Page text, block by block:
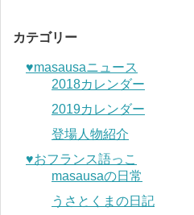
カテゴリー
♥︎masausaニュース
2018カレンダー
2019カレンダー
登場人物紹介
♥︎おフランス語っこ
masausaの日常
うさとくまの日記